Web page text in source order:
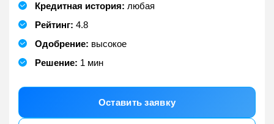
Кредитная история: любая
Рейтинг: 4.8
Одобрение: высокое
Решение: 1 мин
Оставить заявку